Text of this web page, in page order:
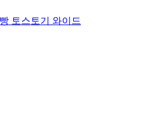
토스토기 와이드